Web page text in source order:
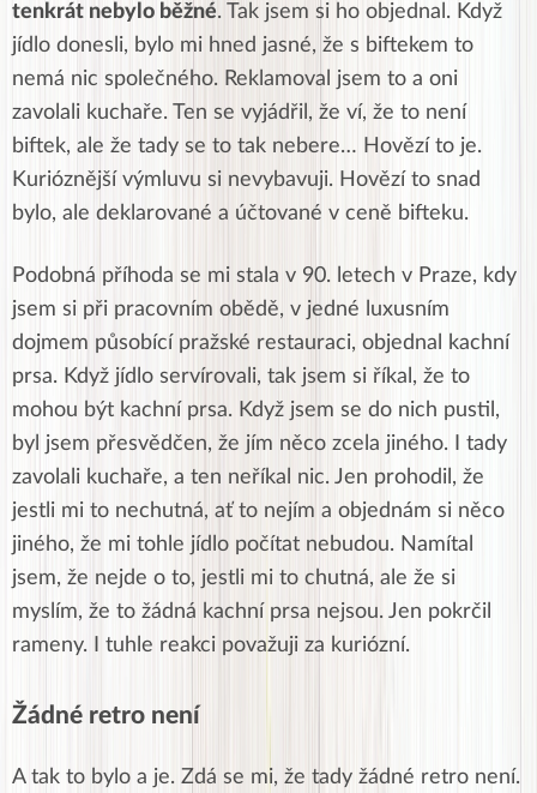
tenkrát nebylo běžné. Tak jsem si ho objednal. Když
jídlo donesli, bylo mi hned jasné, že s biftekem to
nemá nic společného. Reklamoval jsem to a oni
zavolali kuchaře. Ten se vyjádřil, že ví, že to není
biftek, ale že tady se to tak nebere… Hovězí to je.
Kurióznější výmluvu si nevybavuji. Hovězí to snad
bylo, ale deklarované a účtované v ceně bifteku.
Podobná příhoda se mi stala v 90. letech v Praze, kdy
jsem si při pracovním obědě, v jedné luxusním
dojmem působící pražské restauraci, objednal kachní
prsa. Když jídlo servírovali, tak jsem si říkal, že to
mohou být kachní prsa. Když jsem se do nich pustil,
byl jsem přesvědčen, že jím něco zcela jiného. I tady
zavolali kuchaře, a ten neříkal nic. Jen prohodil, že
jestli mi to nechutná, ať to nejím a objednám si něco
jiného, že mi tohle jídlo počítat nebudou. Namítal
jsem, že nejde o to, jestli mi to chutná, ale že si
myslím, že to žádná kachní prsa nejsou. Jen pokrčil
rameny. I tuhle reakci považuji za kuriózní.
Žádné retro není
A tak to bylo a je. Zdá se mi, že tady žádné retro není.